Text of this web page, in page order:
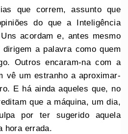
que correm, assunto que
do que a Inteligência
acordam e, antes mesmo
a palavra como quem
Outros encaram-na com a
vê um estranho a aproximar-
E há ainda aqueles que, no
que a máquina, um dia,
por ter sugerido aquela
hora errada.